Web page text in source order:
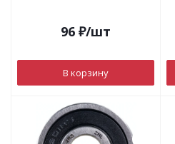
96 ₽/шт
В корзину